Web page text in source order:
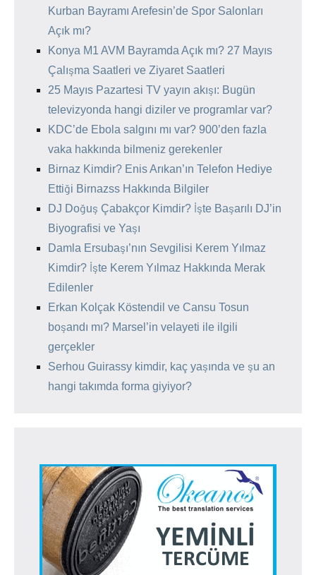
Kurban Bayramı Arefesin’de Spor Salonları
Açık mı?
Konya M1 AVM Bayramda Açık mı? 27 Mayıs
Çalışma Saatleri ve Ziyaret Saatleri
25 Mayıs Pazartesi TV yayın akışı: Bugün
televizyonda hangi diziler ve programlar var?
KDC’de Ebola salgını mı var? 900’den fazla
vaka hakkında bilmeniz gerekenler
Birnaz Kimdir? Enis Arıkan’ın Telefon Hediye
Ettiği Birnazss Hakkında Bilgiler
DJ Doğuş Çabakçor Kimdir? İşte Başarılı DJ’in
Biyografisi ve Yaşı
Damla Ersubaşı’nın Sevgilisi Kerem Yılmaz
Kimdir? İşte Kerem Yılmaz Hakkında Merak
Edilenler
Erkan Kolçak Köstendil ve Cansu Tosun
boşandı mı? Marsel’in velayeti ile ilgili
gerçekler
Serhou Guirassy kimdir, kaç yaşında ve şu an
hangi takımda forma giyiyor?